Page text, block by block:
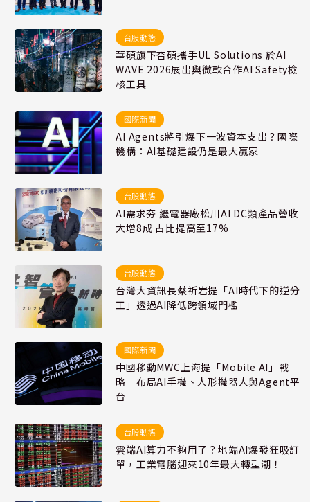
台股動態
華碩旗下杏碩攜手UL Solutions 於AI
WAVE 2026展出與微軟合作AI Safety檢
核工具
國際新聞
AI Agents將引爆下一波資本支出？國際
機構：AI基礎建設仍是最大贏家
台股動態
AI需求夯 繼電器廠松川AI DC類產品營收
大增8成 占比提高至17%
台股動態
台灣大資訊長蔡祈岩提「AI時代下的逆分
工」透過AI降低跨領域門檻
國際新聞
中國移動MWC上海提「Mobile AI」戰
略 布局AI手機、人形機器人與Agent平
台
台股動態
雲端AI算力不夠用了？地端AI爆發狂吸訂
單，工業電腦迎來10年最大轉型潮！